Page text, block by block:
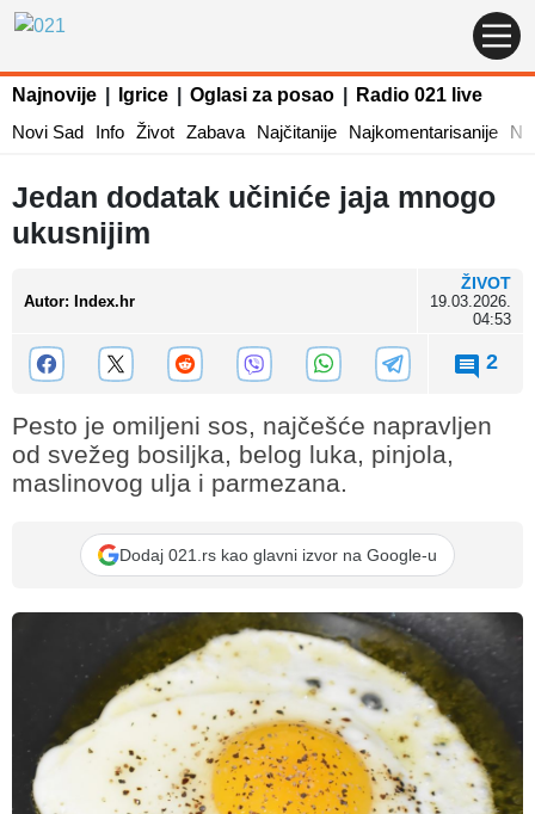
Najnovije Igrice Oglasi za posao
Radio 021 live
Novi Sad
Info Život Zabava Najčitanije Najkomentarisanije
Jedan dodatak učiniće jaja mnogo
ukusnijim
Autor: Index.hr
ŽIVOT
19.03.2026.
04:53
2
Pesto je omiljeni sos, najčešće napravljen
od svežeg bosiljka, belog luka, pinjola,
maslinovog ulja i parmezana.
Dodaj 021.rs kao glavni izvor na Google-u